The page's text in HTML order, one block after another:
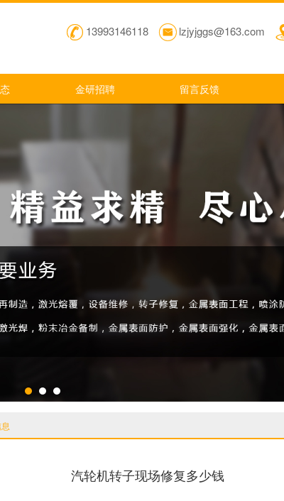
13993146118 lzjyjggs@163.com
金研招聘 留言反馈
汽轮机转子现场修复多少钱